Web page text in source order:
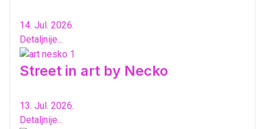
14. Jul. 2026.
Detaljnije...
Street in art by Necko
13. Jul. 2026.
Detaljnije...